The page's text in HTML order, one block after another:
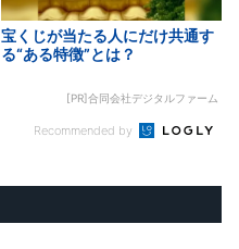
宝くじが当たる人にだけ共通す
る“ある特徴”とは？
[PR]合同会社デジタルファーム
Recommended by